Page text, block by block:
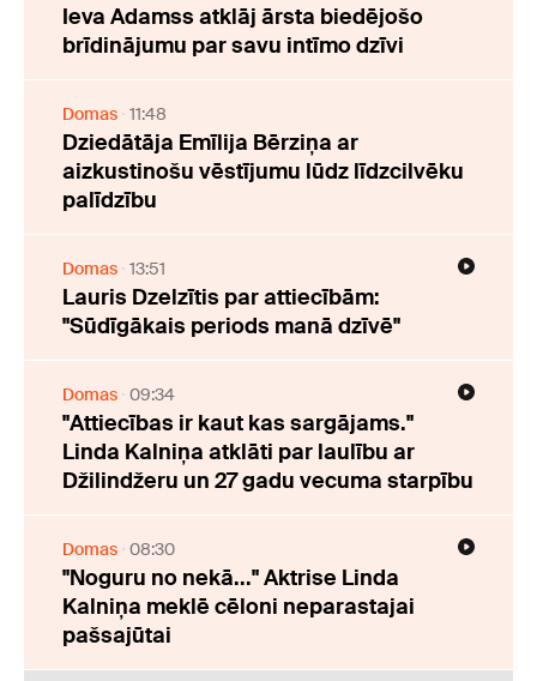
Ieva Adamss atklāj ārsta biedējošo
brīdinājumu par savu intīmo dzīvi
Domas 11:48
Dziedātāja Emīlija Bērziņa ar
aizkustinošu vēstījumu lūdz līdzcilvēku
palīdzību
Domas 13:51
Lauris Dzelzītis par attiecībām:
"Sūdīgākais periods manā dzīvē"
Domas 09:34
"Attiecības ir kaut kas sargājams."
Linda Kalniņa atklāti par laulību ar
Džilindžeru un 27 gadu vecuma starpību
Domas 08:30
"Noguru no nekā..." Aktrise Linda
Kalniņa meklē cēloni neparastajai
pašsajūtai